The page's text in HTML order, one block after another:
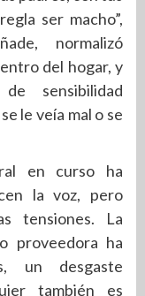
ser macho”,
normalizó
del hogar, y
sensibilidad
le veía mal o se
en curso ha
la voz, pero
tensiones. La
proveedora ha
un desgaste
también es